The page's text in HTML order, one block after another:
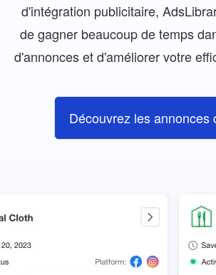
d'intégration publicitaire,
de gagner beaucoup de temps
d'annonces et d'améliorer votre
Découvrez les annonces